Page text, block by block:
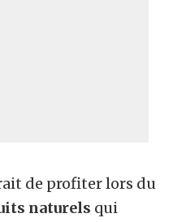
de profiter lors du
naturels qui